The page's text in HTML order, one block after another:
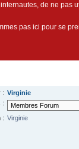
de ne
pas ici pour se
: Virginie
:
: Virginie